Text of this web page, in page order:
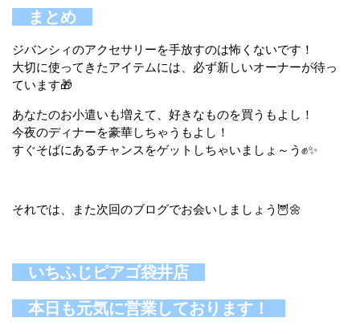
まとめ
ジバンシィのアクセサリーを手放すのは怖くないです！
大切に使ってきたアイテムには、必ず新しいオーナーが待っ
ています🎁
あなたのお小遣いも増えて、好きなものを買うもよし！
今夜のディナーを豪華しちゃうもよし！
すぐそばにあるチャンスをゲットしちゃいましょ～う✊✨
それでは、また次回のブログでお会いしましょう🦉🌼
いちふじピアゴ袋井店
本日も元気に営業しております！